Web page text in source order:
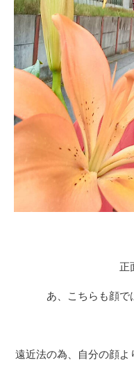
正
あ、こちらも顔で
遠近法の為、自分の顔